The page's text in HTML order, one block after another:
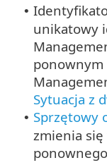
•
unikatowy
ponownym
Sytuacja z
• Sprzętowy
zmienia